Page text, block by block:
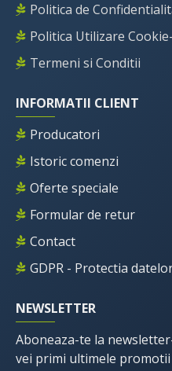
Politica de
Politica Utilizare
Termeni si Conditii
INFORMATII CLIENT
Producatori
Istoric comenzi
Oferte speciale
Formular de retur
Contact
GDPR - Protectia
NEWSLETTER
Aboneaza-te la
vei primi ultimele